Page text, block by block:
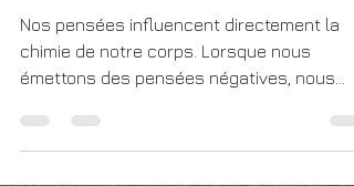
20 oct. 2024
3 min de lecture